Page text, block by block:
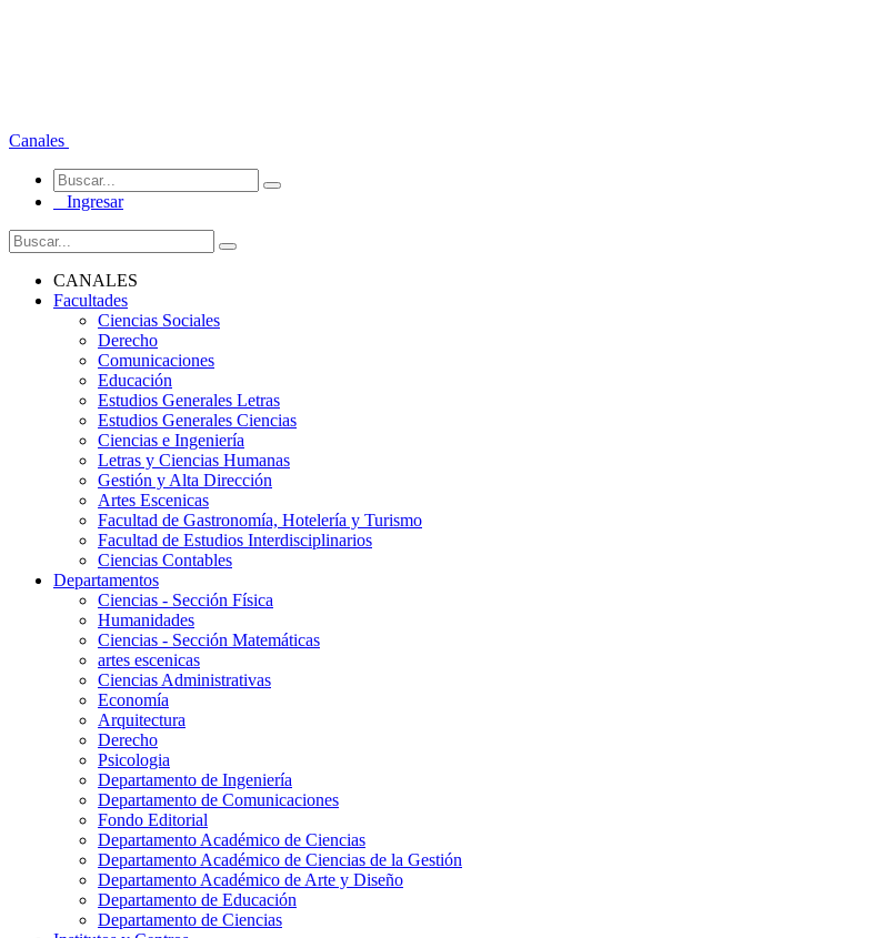
Canales
Ingresar
CANALES
Facultades
Ciencias Sociales
Derecho
Comunicaciones
Educación
Estudios Generales Letras
Estudios Generales Ciencias
Ciencias e Ingeniería
Letras y Ciencias Humanas
Gestión y Alta Dirección
Artes Escenicas
Facultad de Gastronomía, Hotelería y Turismo
Facultad de Estudios Interdisciplinarios
Ciencias Contables
Departamentos
Ciencias - Sección Física
Humanidades
Ciencias - Sección Matemáticas
artes escenicas
Ciencias Administrativas
Economía
Arquitectura
Derecho
Psicologia
Departamento de Ingeniería
Departamento de Comunicaciones
Fondo Editorial
Departamento Académico de Ciencias
Departamento Académico de Ciencias de la Gestión
Departamento Académico de Arte y Diseño
Departamento de Educación
Departamento de Ciencias